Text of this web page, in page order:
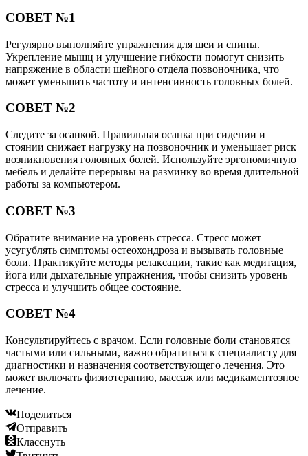
СОВЕТ №1
Регулярно выполняйте упражнения для шеи и спины.
Укрепление мышц и улучшение гибкости помогут снизить
напряжение в области шейного отдела позвоночника, что
может уменьшить частоту и интенсивность головных болей.
СОВЕТ №2
Следите за осанкой. Правильная осанка при сидении и
стоянии снижает нагрузку на позвоночник и уменьшает риск
возникновения головных болей. Используйте эргономичную
мебель и делайте перерывы на разминку во время длительной
работы за компьютером.
СОВЕТ №3
Обратите внимание на уровень стресса. Стресс может
усугублять симптомы остеохондроза и вызывать головные
боли. Практикуйте методы релаксации, такие как медитация,
йога или дыхательные упражнения, чтобы снизить уровень
стресса и улучшить общее состояние.
СОВЕТ №4
Консультируйтесь с врачом. Если головные боли становятся
частыми или сильными, важно обратиться к специалисту для
диагностики и назначения соответствующего лечения. Это
может включать физиотерапию, массаж или медикаментозное
лечение.
Поделиться
Отправить
Класснуть